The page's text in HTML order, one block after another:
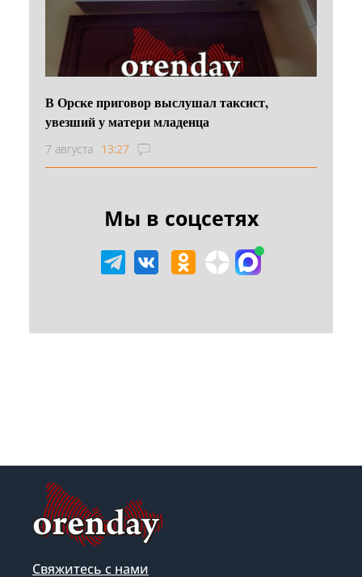
В Орске приговор выслушал таксист,
увезший у матери младенца
7 августа 13:27
Мы в соцсетях
Свяжитесь с нами